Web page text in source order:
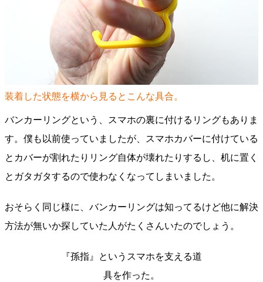
装着した状態を横から見るとこんな具合。
バンカーリングという、スマホの裏に付けるリングもありま
す。僕も以前使っていましたが、スマホカバーに付けている
とカバーが割れたりリング自体が壊れたりするし、机に置く
とガタガタするので使わなくなってしまいました。
おそらく同じ様に、バンカーリングは知ってるけど他に解決
方法が無いか探していた人がたくさんいたのでしょう。
『孫指』というスマホを支える道
具を作った。